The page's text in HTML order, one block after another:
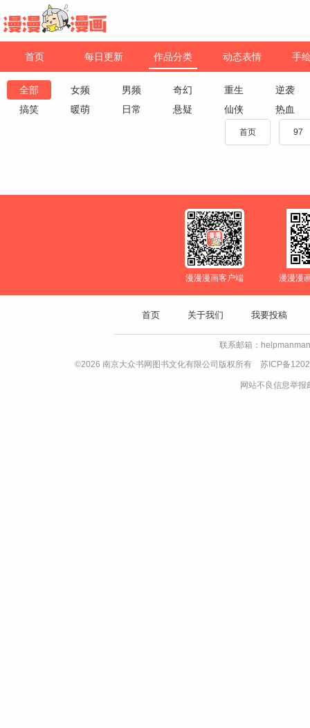
首页 每日更新 作品分类 动态表情 手
全部 女频 男频 奇幻 重生
逆袭
搞笑
暖萌 日常 悬疑 仙侠 热血
首页 97
漫漫漫画客户端 漫漫漫
首页 关于我们 我要投稿
联系邮箱：
©2026 南京大众书网图书文化有限公司版权所有 苏ICP备
网站不良信息举